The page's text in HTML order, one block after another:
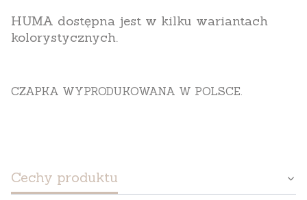
HUMA dostępna jest w kilku wariantach
kolorystycznych.
CZAPKA WYPRODUKOWANA W POLSCE.
Cechy produktu